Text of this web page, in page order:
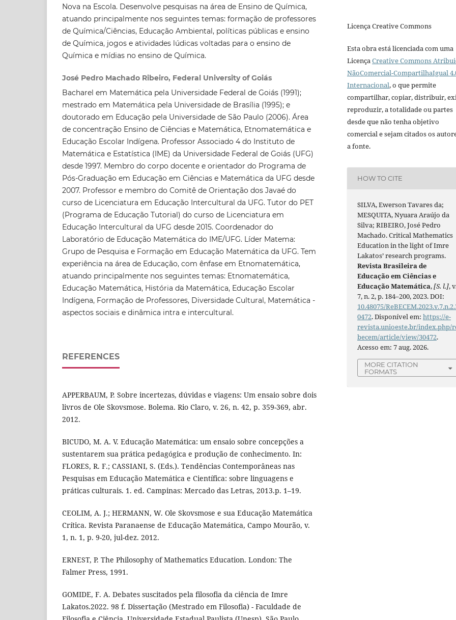
Nova na Escola. Desenvolve pesquisas na área de Ensino de Química,
atuando principalmente nos seguintes temas: formação de professores
de Química/Ciências, Educação Ambiental, políticas públicas e ensino
de Química, jogos e atividades lúdicas voltadas para o ensino de
Química e mídias no ensino de Química.
José Pedro Machado Ribeiro, Federal University of Goiás
Bacharel em Matemática pela Universidade Federal de Goiás (1991);
mestrado em Matemática pela Universidade de Brasília (1995); e
doutorado em Educação pela Universidade de São Paulo (2006). Área
de concentração Ensino de Ciências e Matemática, Etnomatemática e
Educação Escolar Indígena. Professor Associado 4 do Instituto de
Matemática e Estatística (IME) da Universidade Federal de Goiás (UFG)
desde 1997. Membro do corpo docente e orientador do Programa de
Pós-Graduação em Educação em Ciências e Matemática da UFG desde
2007. Professor e membro do Comitê de Orientação dos Javaé do
curso de Licenciatura em Educação Intercultural da UFG. Tutor do PET
(Programa de Educação Tutorial) do curso de Licenciatura em
Educação Intercultural da UFG desde 2015. Coordenador do
Laboratório de Educação Matemática do IME/UFG. Líder Matema:
Grupo de Pesquisa e Formação em Educação Matemática da UFG. Tem
experiência na área de Educação, com ênfase em Etnomatemática,
atuando principalmente nos seguintes temas: Etnomatemática,
Educação Matemática, História da Matemática, Educação Escolar
Indígena, Formação de Professores, Diversidade Cultural, Matemática -
aspectos sociais e dinâmica intra e intercultural.
REFERENCES
APPERBAUM, P. Sobre incertezas, dúvidas e viagens: Um ensaio sobre dois
livros de Ole Skovsmose. Bolema. Rio Claro, v. 26, n. 42, p. 359-369, abr.
2012.
BICUDO, M. A. V. Educação Matemática: um ensaio sobre concepções a
sustentarem sua prática pedagógica e produção de conhecimento. In:
FLORES, R. F.; CASSIANI, S. (Eds.). Tendências Contemporâneas nas
Pesquisas em Educação Matemática e Científica: sobre linguagens e
práticas culturais. 1. ed. Campinas: Mercado das Letras, 2013.p. 1–19.
CEOLIM, A. J.; HERMANN, W. Ole Skovsmose e sua Educação Matemática
Crítica. Revista Paranaense de Educação Matemática, Campo Mourão, v.
1, n. 1, p. 9-20, jul-dez. 2012.
ERNEST, P. The Philosophy of Mathematics Education. London: The
Falmer Press, 1991.
GOMIDE, F. A. Debates suscitados pela filosofia da ciência de Imre
Lakatos.2022. 98 f. Dissertação (Mestrado em Filosofia) - Faculdade de
Licença Creative Commons
Esta obra está licenciada com uma
LicençaCreative Commons
NãoComercial-CompartilhaIgual
Internacional, o que permite
compartilhar, copiar, distribuir,
reproduzir, a totalidade ou partes
desde que não tenha objetivo
comercial e sejam citados os
a fonte.
HOW TO CITE
SILVA, Ewerson Tavares da;
MESQUITA, Nyuara Araújo da
Silva; RIBEIRO, José Pedro
Machado. Critical Mathematics
Education in the light of Imre
Lakatos’ research programs.
Revista Brasileira de
Educação em Ciências e
Educação Matemática,[S. l.],
7, n. 2, p. 184–200, 2023. DOI:
10.48075/
0472. Disponível em:https://e-
revista.unioeste.br/index.php/
becem/article/view/30472.
Acesso em: 7 aug. 2026.
MORE CITATION
FORMATS